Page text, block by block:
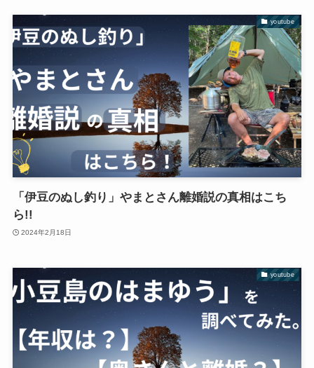
youtube
「伊豆のぬし釣り」やまとさん離婚説の真相はこち
ら!!
2024年2月18日
youtube